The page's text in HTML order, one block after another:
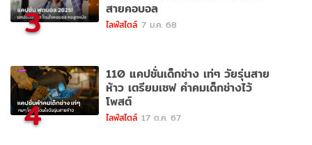
3
สายคอบอล
ไลฟ์สไตล์ 7 ม.ค. 68
4
110 แคปชั่นเด็กช่าง เท่ๆ วัยรุ่นสาย
ห้าว เตรียมเซฟ คำคมเด็กช่างไว้
โพสต์
ไลฟ์สไตล์ 17 ต.ค. 67